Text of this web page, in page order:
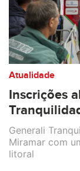
Atualidade
Inscrições
Generali
Miramar com
litoral